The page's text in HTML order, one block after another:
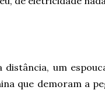
um
que demoram a